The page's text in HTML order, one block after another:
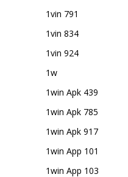
1vin 791
1vin 834
1vin 924
1w
1win Apk 439
1win Apk 785
1win Apk 917
1win App 101
1win App 103